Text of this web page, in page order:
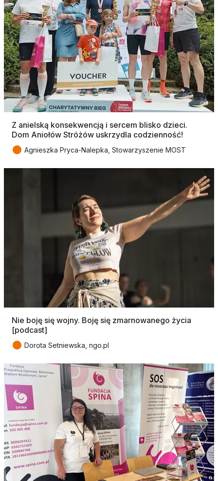
Z anielską konsekwencją i sercem blisko dzieci.
Dom Aniołów Stróżów uskrzydla codzienność!
● Agnieszka Pryca-Nalepka, Stowarzyszenie MOST
Nie boję się wojny. Boję się zmarnowanego życia
[podcast]
● Dorota Setniewska, ngo.pl